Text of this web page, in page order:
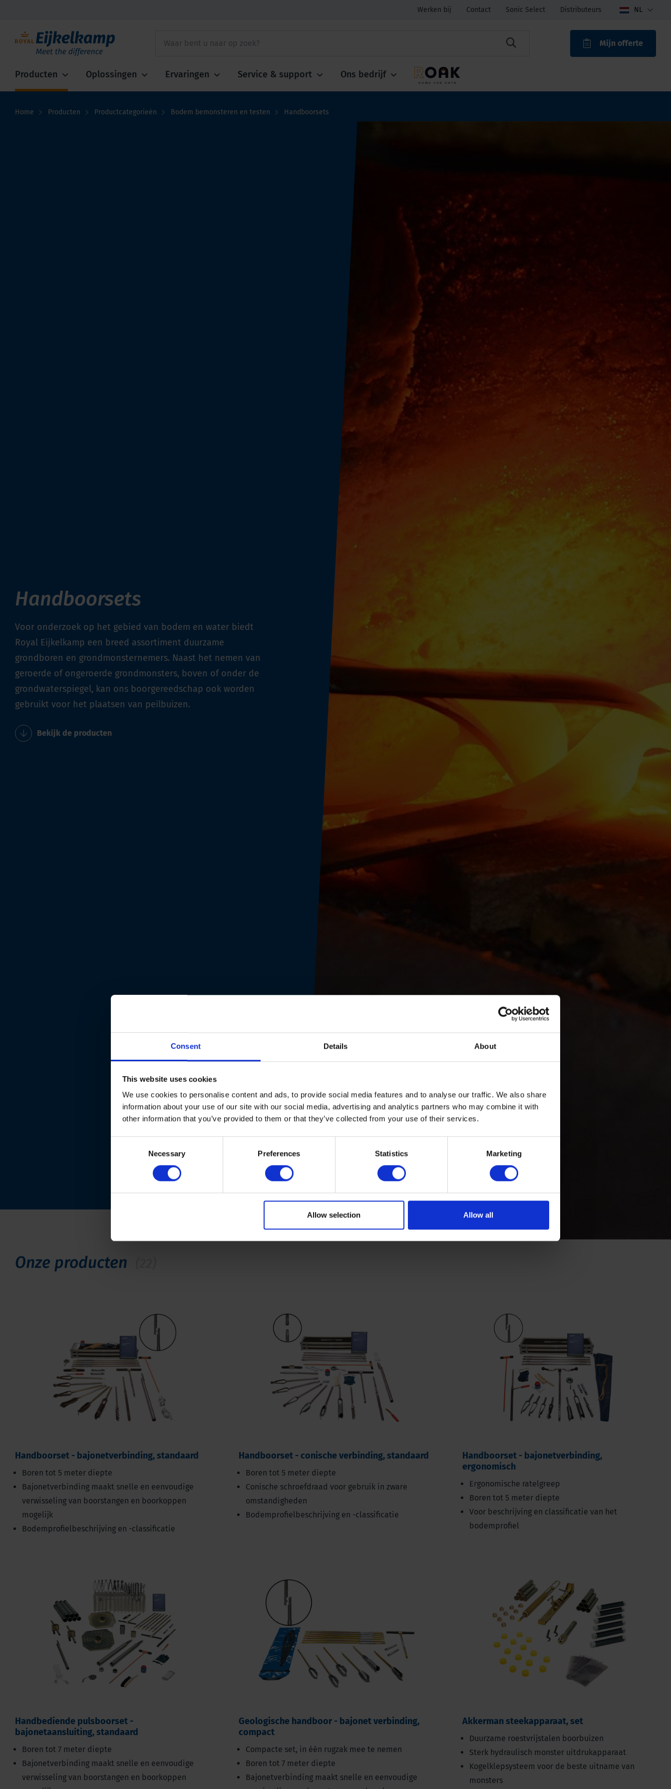
Consent Details About
This website uses cookies
We use cookies to personalise content and ads, to provide social media features and to analyse our traffic. We also share
information about your use of our site with our social media, advertising and analytics partners who may combine it with
other information that you’ve provided to them or that they’ve collected from your use of their services.
Necessary Preferences Statistics Marketing
Allow selection Allow all
Werken bij Contact Sonic Select Distributeurs NL
Mijn offerte
Producten Oplossingen Ervaringen Service & support Ons bedrijf
Home Producten Productcategorieën Bodem bemonsteren en testen Handboorsets
Handboorsets
Voor onderzoek op het gebied van bodem en water biedt
Royal Eijkelkamp een breed assortiment duurzame
grondboren en grondmonsternemers. Naast het nemen van
geroerde of ongeroerde grondmonsters, boven of onder de
grondwaterspiegel, kan ons boorgereedschap ook worden
gebruikt voor het plaatsen van peilbuizen.
Bekijk de producten
Onze producten
Handboorset - bajonetverbinding, standaard
Boren tot 5 meter diepte
Bajonetverbinding maakt snelle en eenvoudige
verwisseling van boorstangen en boorkoppen
mogelijk
Bodemprofielbeschrijving en -classificatie
Handboorset - conische verbinding, standaard
Boren tot 5 meter diepte
Conische schroefdraad voor gebruik in zware
omstandigheden
Bodemprofielbeschrijving en -classificatie
Handboorset - bajonetverbinding,
ergonomisch
Ergonomische ratelgreep
Boren tot 5 meter diepte
Voor beschrijving en classificatie van het
bodemprofiel
Handbediende pulsboorset -
bajonetaansluiting, standaard
Boren tot 7 meter diepte
Bajonetverbinding maakt snelle en eenvoudige
verwisseling van boorstangen en boorkoppen
Geologische handboor - bajonet verbinding,
compact
Compacte set, in één rugzak mee te nemen
Boren tot 7 meter diepte
Bajonetverbinding maakt snelle en eenvoudige
Akkerman steekapparaat, set
Duurzame roestvrijstalen boorbuizen
Sterk hydraulisch monster uitdrukapparaat
Kogelklepsysteem voor de beste uitname van
monsters